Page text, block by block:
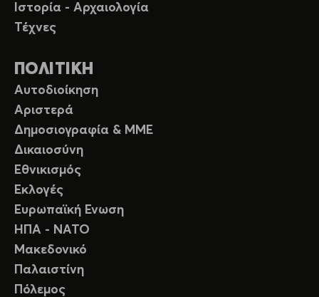
Ιστορία - Αρχαιολογία
Τέχνες
ΠΟΛΙΤΙΚΗ
Αυτοδιοίκηση
Αριστερά
Δημοσιογραφία & ΜΜΕ
Δικαιοσύνη
Εθνικισμός
Εκλογές
Ευρωπαϊκή Ενωση
ΗΠΑ - ΝΑΤΟ
Μακεδονικό
Παλαιστίνη
Πόλεμος